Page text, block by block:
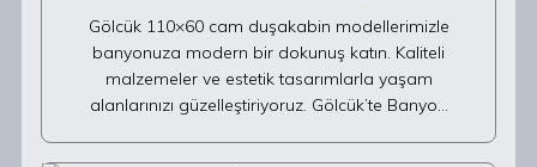
Gölcük 110×60 cam duşakabin modellerimizle
banyonuza modern bir dokunuş katın. Kaliteli
malzemeler ve estetik tasarımlarla yaşam
alanlarınızı güzelleştiriyoruz. Gölcük’te Banyo…